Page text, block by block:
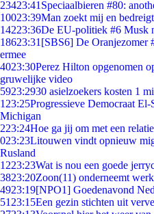
23423:41 Speciaalbieren #80:
10023:39Man zoekt mij en
14223:36De EU-politiek #6 Musk
18623:31 [SBS6] De Oranjezomer
ermee
4023:30Perez Hilton opgenomen
gruwelijke video
5923:2930 asielzoekers kosten 1
1 23:25Progressieve Democraat
Michigan
223:24Hoe ga jij om met een
023:23Litouwen vindt opnieuw
Rusland
1223:23Wat is nou een goede
3823:20Zoon(11) onderneemt
4923:19[NPO1] Goedenavond
51 23:15Een gezin stichten uit